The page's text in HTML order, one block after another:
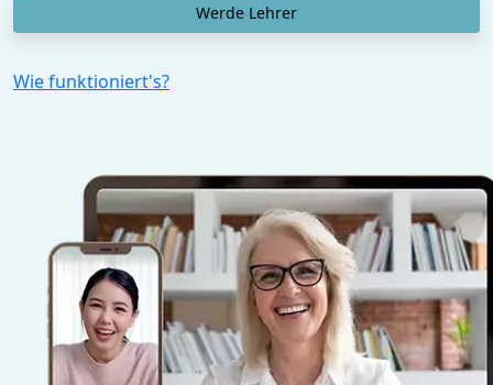
Werde Lehrer
Wie funktioniert's?